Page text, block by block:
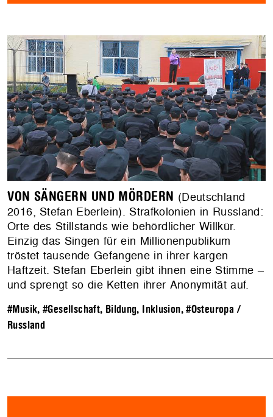
VON SÄNGERN UND MÖRDERN (Deutschland
2016, Stefan Eberlein). Strafkolonien in Russland:
Orte des Stillstands wie behördlicher Willkür.
Einzig das Singen für ein Millionenpublikum
tröstet tausende Gefangene in ihrer kargen
Haftzeit. Stefan Eberlein gibt ihnen eine Stimme –
und sprengt so die Ketten ihrer Anonymität auf.
#Musik,#Gesellschaft, Bildung, Inklusion,#Osteuropa /
Russland